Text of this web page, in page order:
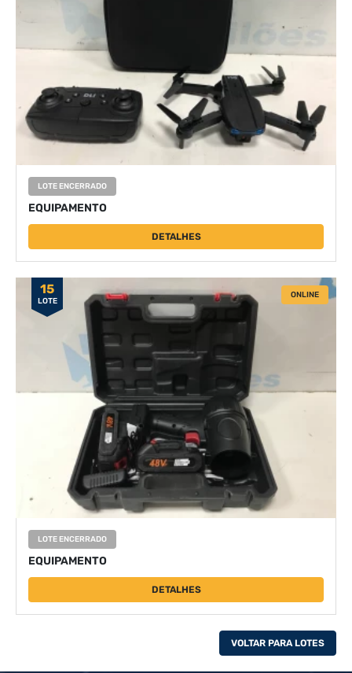
LOTE ENCERRADO
EQUIPAMENTO
DETALHES
15
LOTE
ONLINE
LOTE ENCERRADO
EQUIPAMENTO
DETALHES
VOLTAR PARA LOTES